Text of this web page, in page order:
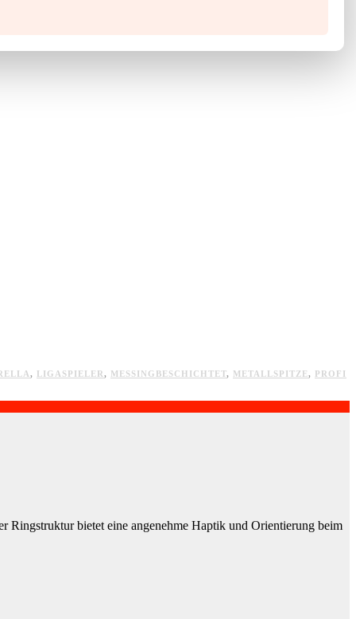
, LIGASPIELER, MESSINGBESCHICHTET, METALLSPITZE, PROFI
Ringstruktur bietet eine angenehme Haptik und Orientierung beim